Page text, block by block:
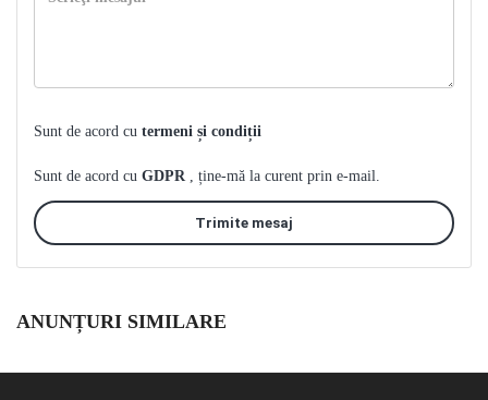
Sunt de acord cu termeni și condiții
Sunt de acord cu GDPR , ține-mă la curent prin e-mail.
Trimite mesaj
ANUNȚURI SIMILARE